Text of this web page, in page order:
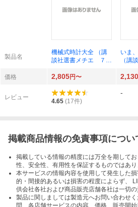
製品名
機械式時計大全 （講
談社選書メチエ ７５
いま
（講
中沢
価格 2,805円〜 2,130
レビュー
4.65 (17件)
-
掲載商品情報の免責事項につい
掲載している情報の精度には万全を期して
性、安全性、有用性を保証するものではあり
本サービスの情報内容を使用して発生した
的・間接的あるいは損害の程度によらず、
供会社各社および商品販売店舗各社は一切の
製品に関しましては製造元へお問い合わせ
問、各店舗サービスの内容、価格、販売開